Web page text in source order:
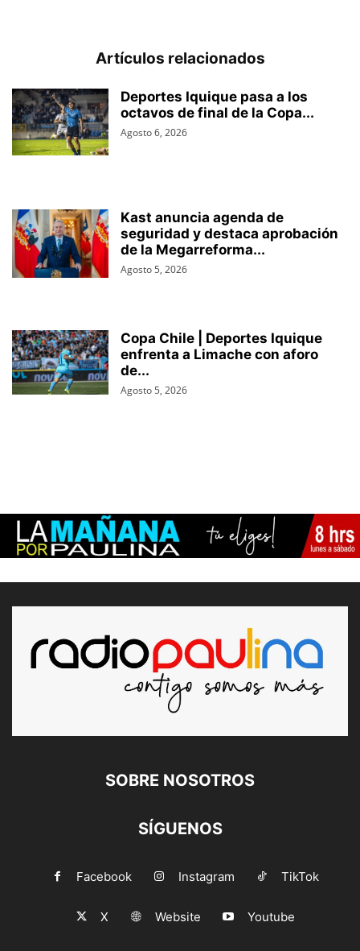
Artículos relacionados
Deportes Iquique pasa a los
octavos de final de la Copa...
Agosto 6, 2026
Kast anuncia agenda de
seguridad y destaca aprobación
de la Megarreforma...
Agosto 5, 2026
Copa Chile | Deportes Iquique
enfrenta a Limache con aforo
de...
Agosto 5, 2026
SOBRE NOSOTROS
SÍGUENOS
Facebook Instagram TikTok
X Website Youtube